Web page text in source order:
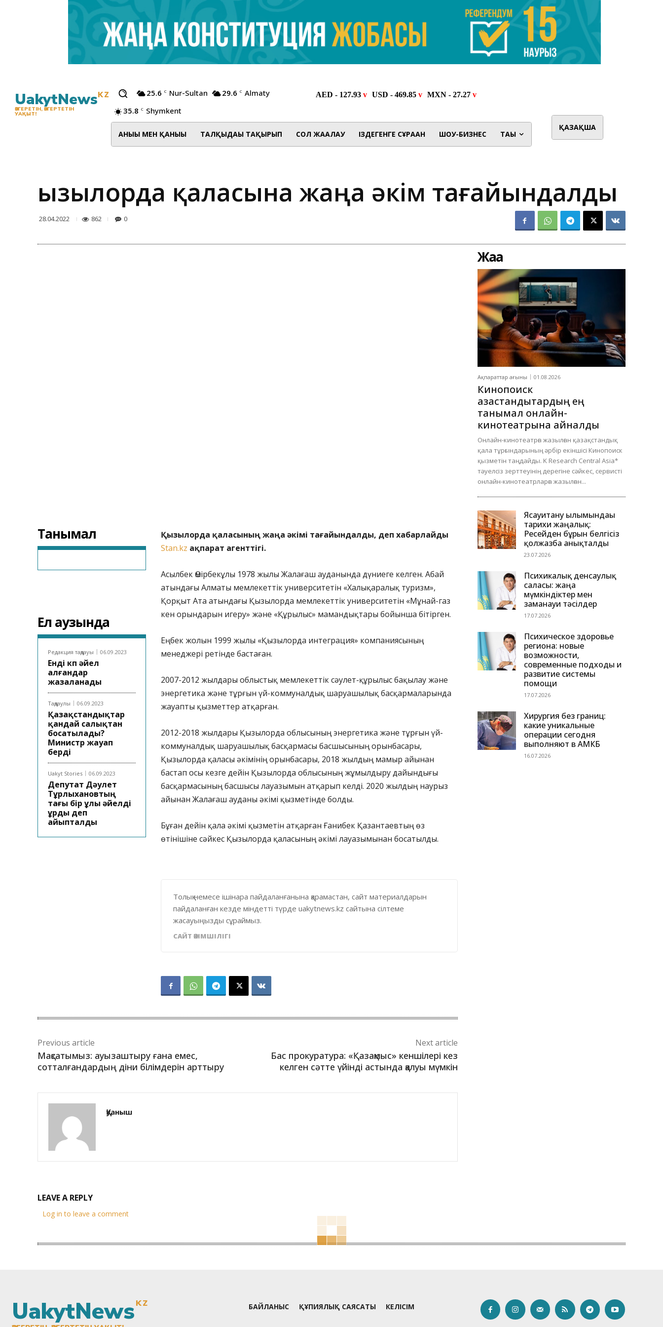
UakytNewsKZ
ӨЗГЕРЕТІН, ӨЗГЕРТЕТІН
УАҚЫТ!
25.6 C Nur-Sultan 29.6 C Almaty
35.8 C Shymkent
АНЫҒЫ МЕН ҚАНЫҒЫ ТАЛҚЫДАҒЫ ТАҚЫРЫП СОЛ ЖАҒАЛАУ ІЗДЕГЕНГЕ СҰРАҒАН ШОУ-БИЗНЕС ТАҒЫ
ҚАЗАҚША
Қызылорда қаласына жаңа әкім тағайындалды
28.04.2022 862 0
Танымал
Ел аузында
Редакция таңдауы 06.09.2023
Енді көп әйел
алғандар
жазаланады
Таңдаулы 06.09.2023
Қазақстандықтар
қандай салықтан
босатылады?
Министр жауап
берді
Uakyt Stories 06.09.2023
Депутат Дәулет
Тұрлыхановтың
тағы бір ұлы әйелді
ұрды деп
айыпталды
Қызылорда қаласының жаңа әкімі тағайындалды, деп хабарлайды
Stan.kz ақпарат агенттігі.
Асылбек Өмірбекұлы 1978 жылы Жалағаш ауданында дүниеге келген. Абай
атындағы Алматы мемлекеттік университетін «Халықаралық туризм»,
Қорқыт Ата атындағы Қызылорда мемлекеттік университетін «Мұнай-газ
кен орындарын игеру» және «Құрылыс» мамандықтары бойынша бітірген.
Еңбек жолын 1999 жылы «Қызылорда интеграция» компаниясының
менеджері ретінде бастаған.
2007-2012 жылдары облыстық мемлекеттік сәулет-құрылыс бақылау және
энергетика және тұрғын үй-коммуналдық шаруашылық басқармаларында
жауапты қызметтер атқарған.
2012-2018 жылдары Қызылорда облысының энергетика және тұрғын үй-
коммуналдық шаруашылық басқармасы басшысының орынбасары,
Қызылорда қаласы әкімінің орынбасары, 2018 жылдың мамыр айынан
бастап осы кезге дейін Қызылорда облысының жұмылдыру дайындығы
басқармасының басшысы лауазымын атқарып келді. 2020 жылдың наурыз
айынан Жалағаш ауданы әкімі қызметінде болды.
Бұған дейін қала әкімі қызметін атқарған Ғанибек Қазантаевтың өз
өтінішіне сәйкес Қызылорда қаласының әкімі лауазымынан босатылды.
Толық немесе ішінара пайдаланғанына қарамастан, сайт материалдарын
пайдаланған кезде міндетті түрде uakytnews.kz сайтына сілтеме
жасауыңызды сұраймыз.
САЙТ ӘКІМШІЛІГІ
Previous article
Мақсатымыз: ауызаштыру ғана емес,
сотталғандардың діни білімдерін арттыру
Next article
Бас прокуратура: «Қазақмыс» кеншілері кез
келген сәтте үйінді астында қалуы мүмкін
Қуаныш
LEAVE A REPLY
Log in to leave a comment
Жаңа
Ақпараттар ағыны 01.08.2026
Кинопоиск
қазақстандықтардың ең
танымал онлайн-
кинотеатрына айналды
Онлайн-кинотеатрға жазылған қазақстандық
қала тұрғындарының әрбір екіншісі Кинопоиск
қызметін таңдайды. K Research Central Asia*
тәуелсіз зерттеуінің дерегіне сәйкес, сервисті
онлайн-кинотеатрларға жазылған...
Ясауитану ғылымындағы
тарихи жаңалық:
Ресейден бұрын белгісіз
қолжазба анықталды
23.07.2026
Психикалық денсаулық
саласы: жаңа
мүмкіндіктер мен
заманауи тәсілдер
17.07.2026
Психическое здоровье
региона: новые
возможности,
современные подходы и
развитие системы
помощи
17.07.2026
Хирургия без границ:
какие уникальные
операции сегодня
выполняют в АМКБ
16.07.2026
UakytNewsKZ БАЙЛАНЫС ҚҰПИЯЛЫҚ САЯСАТЫ КЕЛІСІМ